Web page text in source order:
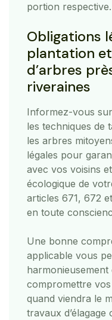
portion respective.
Obligations
plantation
d’arbres
riveraines
Informez-vous
les techniques de
les arbres
légales pour
avec vos voisins
écologique de
articles 671, 672
en toute
Une bonne
applicable vous
harmonieusement
compromettre
quand viendra le
travaux d’élagage